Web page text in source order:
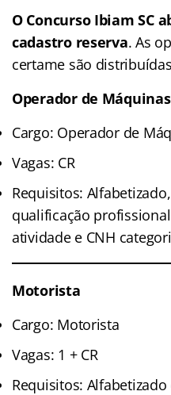
O Concurso Ibiam SC
cadastro reserva. As
certame são
Operador de Máquinas
Cargo: Operador de
Vagas: CR
Requisitos:
qualificação
atividade e CNH
Motorista
Cargo: Motorista
Vagas: 1 + CR
Requisitos: